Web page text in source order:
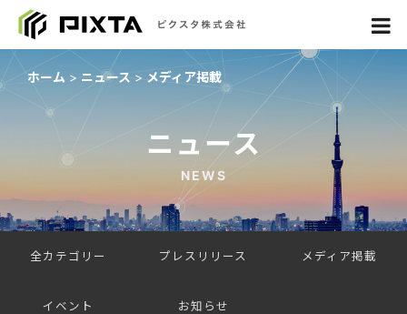
ホーム ニュース メディア掲載
ニュース
NEWS
全カテゴリー プレスリリース メディア掲載
イベント お知らせ